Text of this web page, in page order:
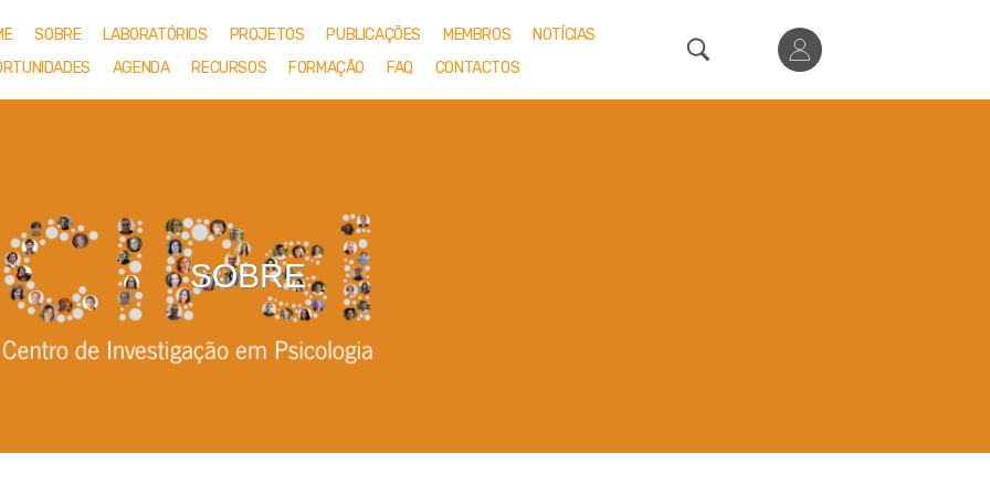
SOBRE LABORATÓRIOS PROJETOS PUBLICAÇÕES MEMBROS
NOTÍCIAS
AGENDA RECURSOS FORMAÇÃO FAQ CONTACTOS
SOBRE